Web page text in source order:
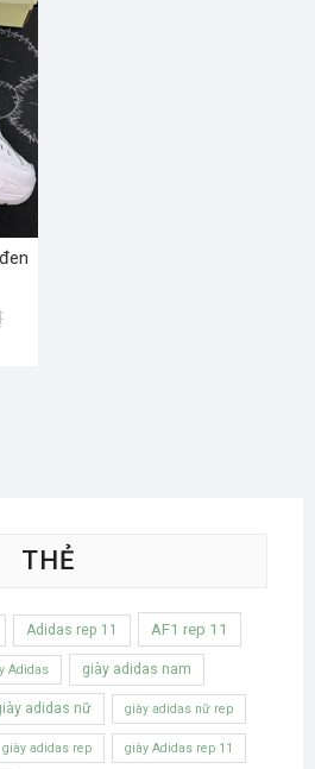
THẺ
Adidas rep 11 AF1 rep 11
Adidas giày adidas nam
adidas nữ giày adidas nữ rep
giày adidas rep giày Adidas rep 11